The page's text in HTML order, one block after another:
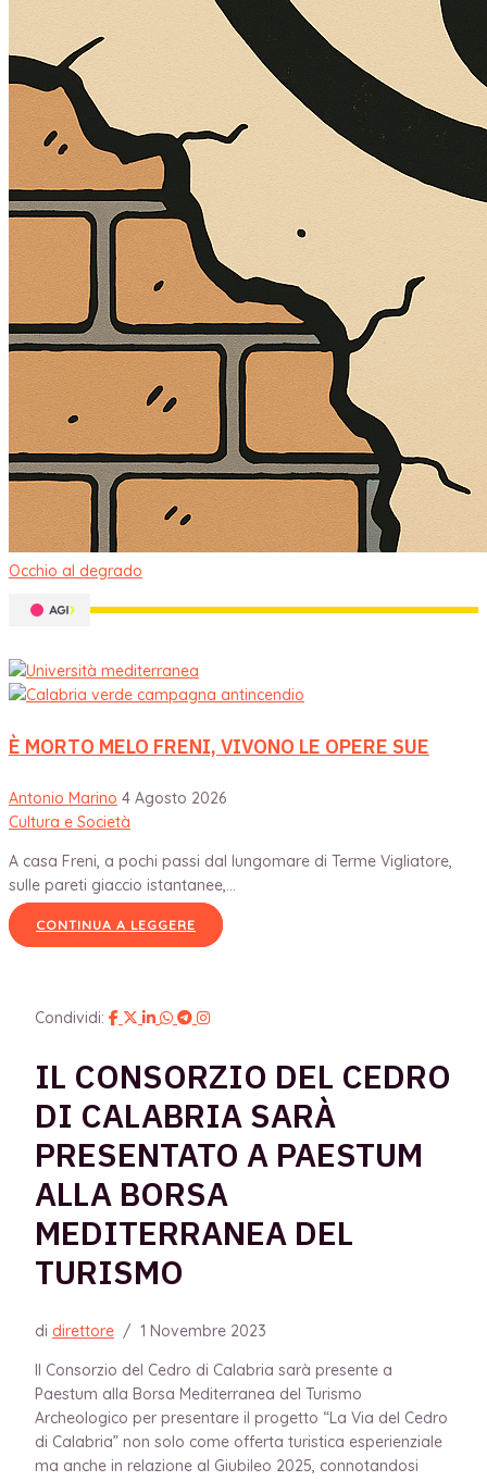
Occhio al degrado
È MORTO MELO FRENI, VIVONO LE OPERE SUE
Antonio Marino 4 Agosto 2026
Cultura e Società
A casa Freni, a pochi passi dal lungomare di Terme Vigliatore,
sulle pareti giaccio istantanee,...
CONTINUA A LEGGERE
Condividi:
IL CONSORZIO DEL CEDRO
DI CALABRIA SARÀ
PRESENTATO A PAESTUM
ALLA BORSA
MEDITERRANEA DEL
TURISMO
di direttore / 1 Novembre 2023
Il Consorzio del Cedro di Calabria sarà presente a
Paestum alla Borsa Mediterranea del Turismo
Archeologico per presentare il progetto “La Via del Cedro
di Calabria” non solo come offerta turistica esperienziale
ma anche in relazione al Giubileo 2025, connotandosi